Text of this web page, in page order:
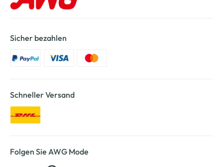
Sicher bezahlen
Schneller Versand
Folgen Sie AWG Mode